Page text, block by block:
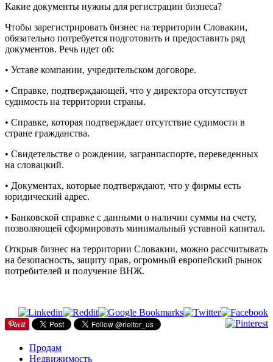
Какие документы нужны для регистрации бизнеса?
Чтобы зарегистрировать бизнес на территории Словакии,
обязательно потребуется подготовить и предоставить ряд
документов. Речь идет об:
• Уставе компании, учредительском договоре.
• Справке, подтверждающей, что у директора отсутствует
судимость на территории страны.
• Справке, которая подтверждает отсутствие судимости в
стране гражданства.
• Свидетельстве о рождении, загранпаспорте, переведенных
на словацкий.
• Документах, которые подтверждают, что у фирмы есть
юридический адрес.
• Банковской справке с данными о наличии суммы на счету,
позволяющей сформировать минимальный уставной капитал.
Открыв бизнес на территории Словакии, можно рассчитывать
на безопасность, защиту прав, огромный европейский рынок
потребителей и получение ВНЖ.
Продам
Недвижимость